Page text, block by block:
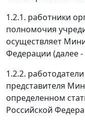
1.2.1. работники
полномочия
осуществляет
Федерации (далее
1.2.2.
представителя
определенном
Российской